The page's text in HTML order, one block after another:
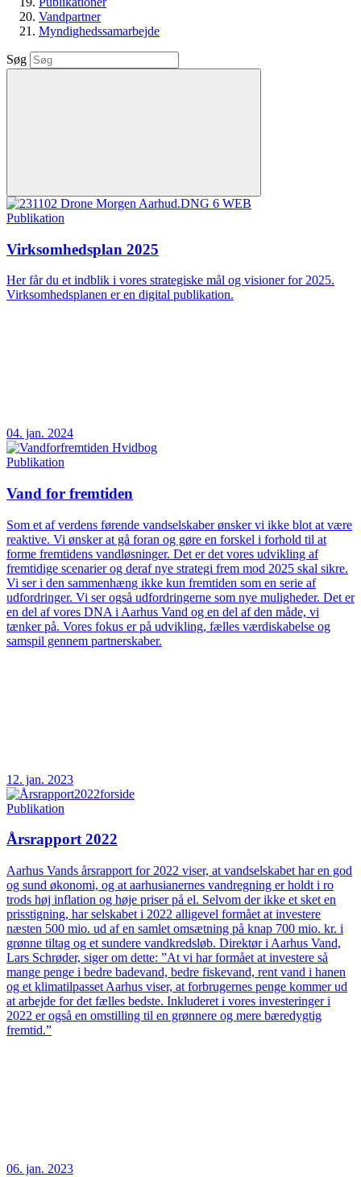
Vandpartner
Myndighedssamarbejde
Søg
Publikation
Virksomhedsplan 2025
Her får du et indblik i vores strategiske mål og visioner for 2025.
Virksomhedsplanen er en digital publikation.
04. jan. 2024
Publikation
Vand for fremtiden
Som et af verdens førende vandselskaber ønsker vi ikke blot at være
reaktive. Vi ønsker at gå foran og gøre en forskel i forhold til at
forme fremtidens vandløsninger. Det er det vores udvikling af
fremtidige scenarier og deraf nye strategi frem mod 2025 skal sikre.
Vi ser i den sammenhæng ikke kun fremtiden som en serie af
udfordringer. Vi ser også udfordringerne som nye muligheder. Det er
en del af vores DNA i Aarhus Vand og en del af den måde, vi
tænker på. Vores fokus er på udvikling, fælles værdiskabelse og
samspil gennem partnerskaber.
12. jan. 2023
Publikation
Årsrapport 2022
Aarhus Vands årsrapport for 2022 viser, at vandselskabet har en god
og sund økonomi, og at aarhusianernes vandregning er holdt i ro
trods høj inflation og høje priser på el. Selvom der ikke et sket en
prisstigning, har selskabet i 2022 alligevel formået at investere
næsten 500 mio. ud af en samlet omsætning på knap 700 mio. kr. i
grønne tiltag og et sundere vandkredsløb. Direktør i Aarhus Vand,
Lars Schrøder, siger om dette: ”At vi har formået at investere så
mange penge i bedre badevand, bedre fiskevand, rent vand i hanen
og et klimatilpasset Aarhus viser, at forbrugernes penge kommer ud
at arbejde for det fælles bedste. Inkluderet i vores investeringer i
2022 er også en omstilling til en grønnere og mere bæredygtig
fremtid.”
06. jan. 2023